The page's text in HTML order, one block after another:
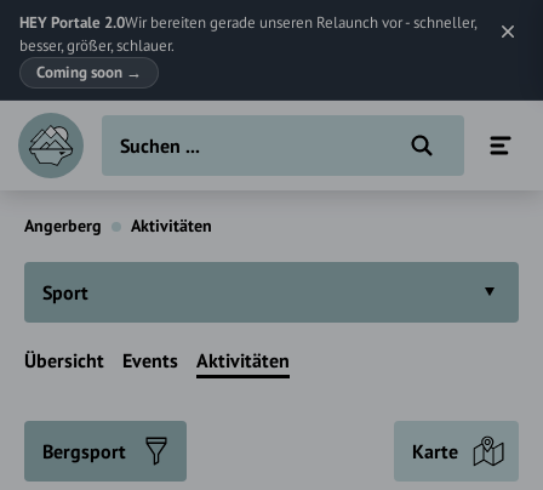
HEY Portale 2.0Wir bereiten gerade unseren Relaunch vor - schneller,
besser, größer, schlauer.
Coming soon →
Angerberg Aktivitäten
Sport
Übersicht Events Aktivitäten
Bergsport Karte